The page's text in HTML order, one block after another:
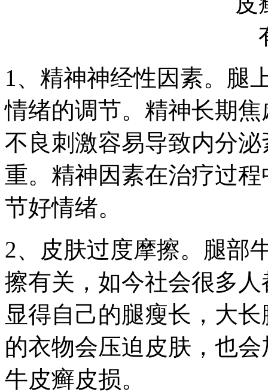
1、精神神经性因素。腿
情绪的调节。精神长期
不良刺激容易导致内分
重。精神因素在治疗过
节好情绪。
2、皮肤过度摩擦。腿部
擦有关，如今社会很多
显得自己的腿瘦长，大
的衣物会压迫皮肤，也
牛皮癣皮损。